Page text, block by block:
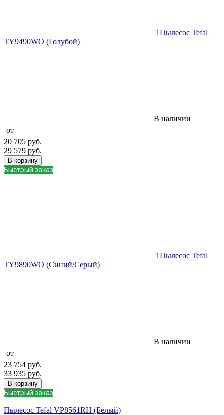
1Пылесос Tefal
TY9490WO (Голубой)
В наличии
от
20 705 руб.
29 579 руб.
В корзину
Быстрый заказ
1Пылесос Tefal
TY9890WO (Синий/Серый)
В наличии
от
23 754 руб.
33 935 руб.
В корзину
Быстрый заказ
Пылесос Tefal VP8561RH (Белый)